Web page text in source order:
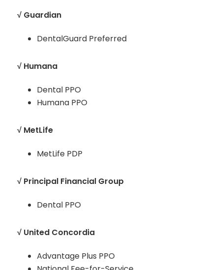
√ Guardian
DentalGuard Preferred
√ Humana
Dental PPO
Humana PPO
√ MetLife
MetLife PDP
√ Principal Financial Group
Dental PPO
√ United Concordia
Advantage Plus PPO